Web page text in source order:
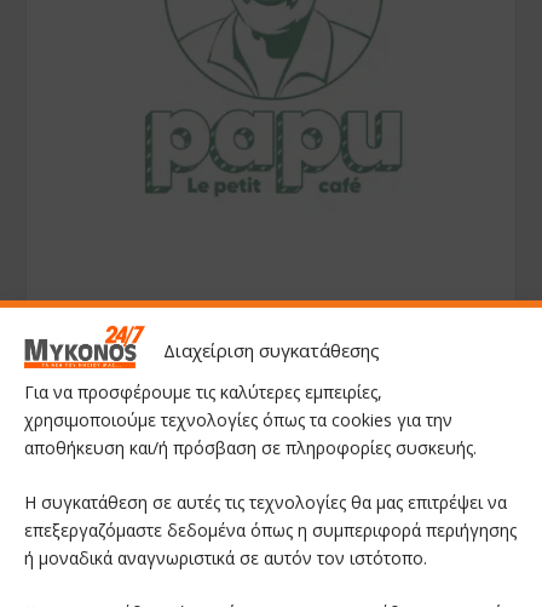
Διαχείριση συγκατάθεσης
Για να προσφέρουμε τις καλύτερες εμπειρίες,
χρησιμοποιούμε τεχνολογίες όπως τα cookies για την
αποθήκευση και/ή πρόσβαση σε πληροφορίες συσκευής.
Η συγκατάθεση σε αυτές τις τεχνολογίες θα μας επιτρέψει να
επεξεργαζόμαστε δεδομένα όπως η συμπεριφορά περιήγησης
ή μοναδικά αναγνωριστικά σε αυτόν τον ιστότοπο.